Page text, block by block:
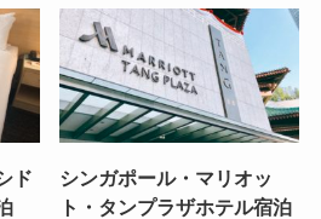
ド
シンガポール・マリオッ
ト・タンプラザホテル宿泊